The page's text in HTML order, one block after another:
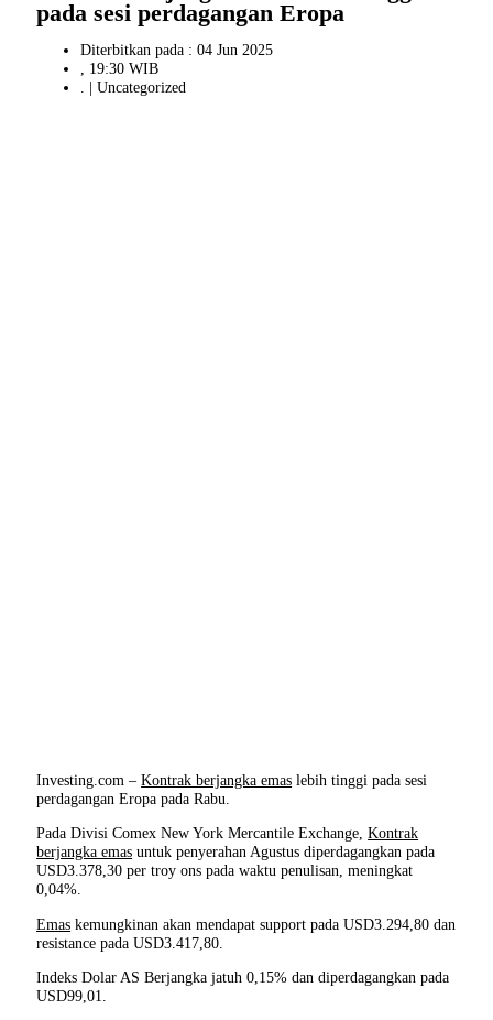
pada sesi perdagangan Eropa
Diterbitkan pada : 04 Jun 2025
, 19:30 WIB
. | Uncategorized
Investing.com –Kontrak berjangka emas lebih tinggi pada sesi
perdagangan Eropa pada Rabu.
Pada Divisi Comex New York Mercantile Exchange,Kontrak
berjangka emas untuk penyerahan Agustus diperdagangkan pada
USD3.378,30 per troy ons pada waktu penulisan, meningkat
0,04%.
Emas kemungkinan akan mendapat support pada USD3.294,80 dan
resistance pada USD3.417,80.
Indeks Dolar AS Berjangka jatuh 0,15% dan diperdagangkan pada
USD99,01.